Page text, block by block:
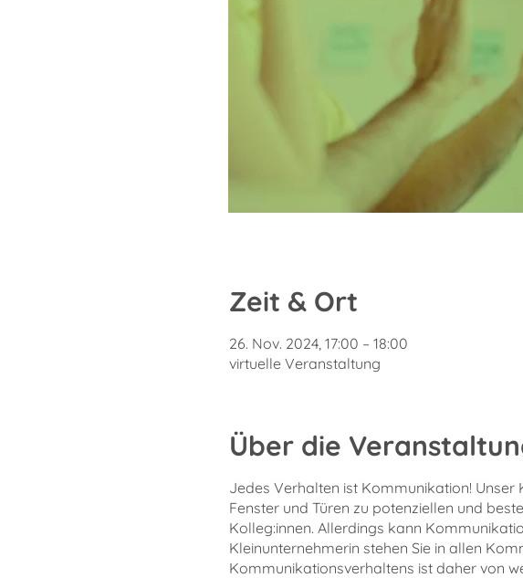
Zeit & Ort
26. Nov. 2024, 17:00 – 18:00
virtuelle Veranstaltung
Über die
Jedes Verhalten ist Kommunikation!
Fenster und Türen zu potenziellen und
Kolleg:innen. Allerdings kann
Kleinunternehmerin stehen Sie in allen
Kommunikationsverhaltens ist daher von